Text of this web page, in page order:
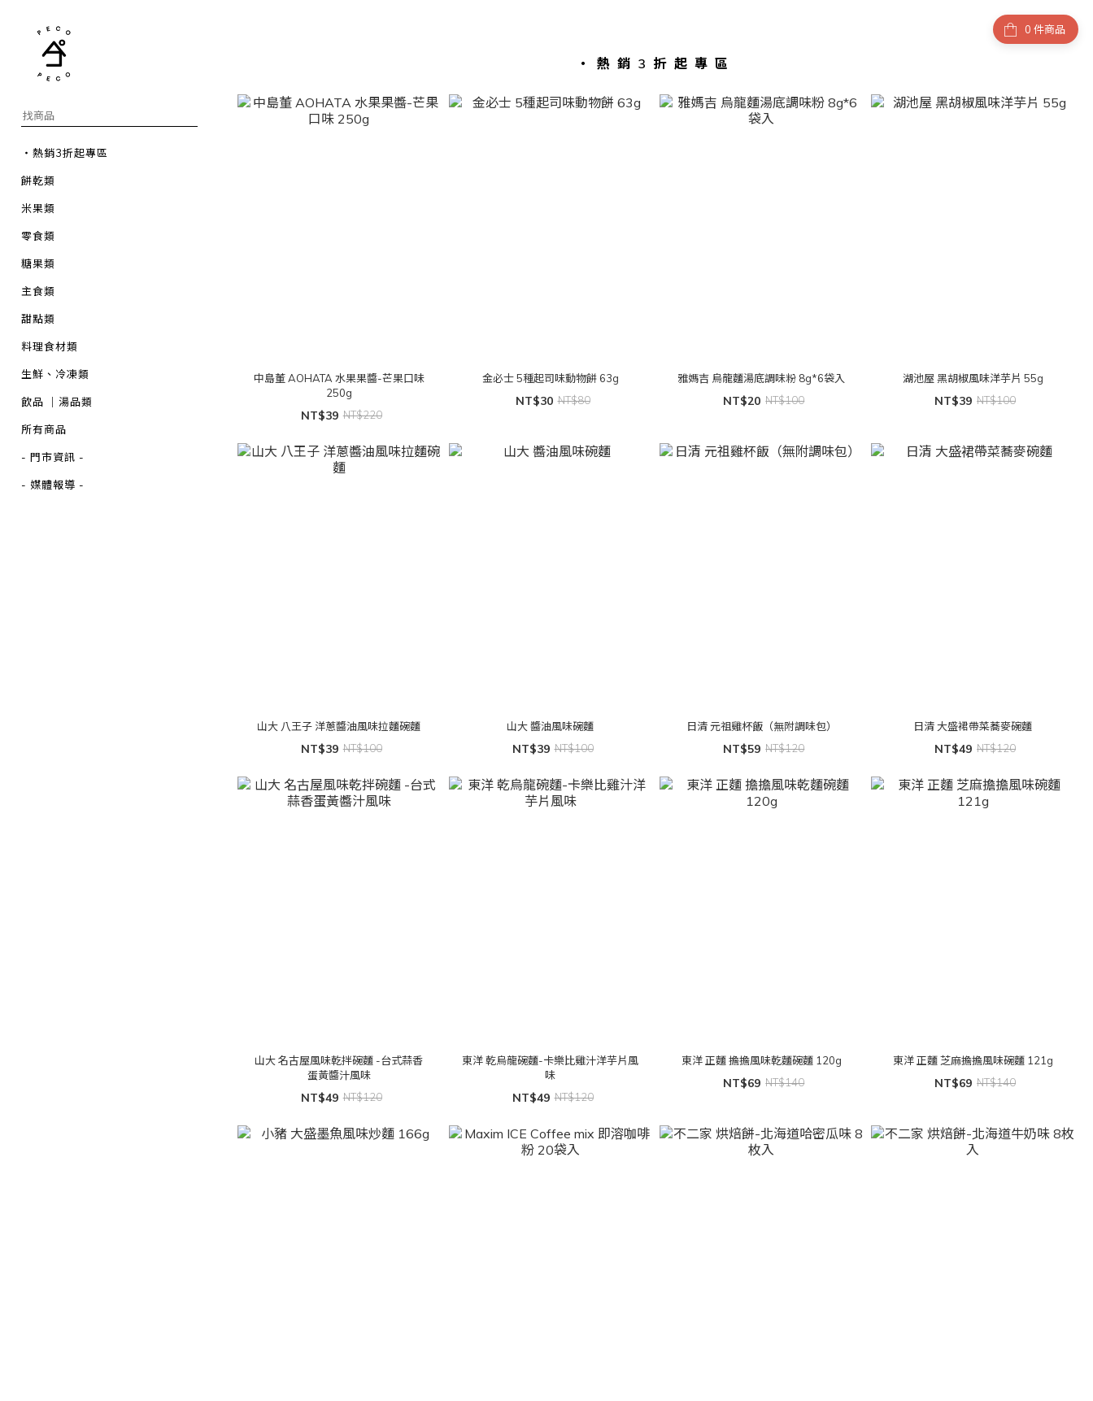
・熱銷3折起專區
餅乾類
米果類
零食類
糖果類
主食類
甜點類
料理食材類
生鮮、冷凍類
飲品 ｜湯品類
所有商品
- 門市資訊 -
- 媒體報導 -
件商品
・熱銷3折起專區
中島董 AOHATA 水果果醬-芒果口味
250g
NT$39 NT$220
金必士 5種起司味動物餅 63g
NT$30 NT$80
雅媽吉 烏龍麵湯底調味粉 8g*6袋入
NT$20 NT$100
湖池屋 黑胡椒風味洋芋片 55g
NT$39 NT$100
山大 八王子 洋蔥醬油風味拉麵碗麵
NT$39 NT$100
山大 醬油風味碗麵
NT$39 NT$100
日清 元祖雞杯飯（無附調味包）
NT$59 NT$120
日清 大盛裙帶菜蕎麥碗麵
NT$49 NT$120
山大 名古屋風味乾拌碗麵 -台式蒜香
蛋黃醬汁風味
NT$49 NT$120
東洋 乾烏龍碗麵-卡樂比雞汁洋芋片風
味
NT$49 NT$120
東洋 正麵 擔擔風味乾麵碗麵 120g
NT$69 NT$140
東洋 正麵 芝麻擔擔風味碗麵 121g
NT$69 NT$140